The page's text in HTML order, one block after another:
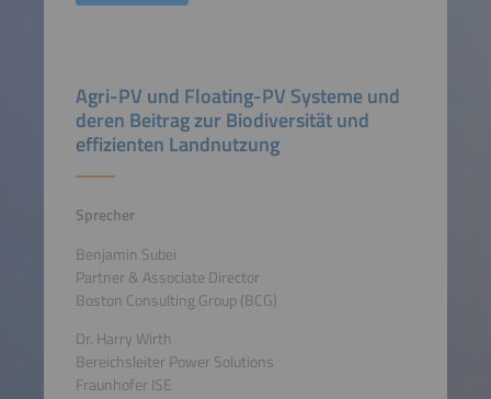
Agri-PV und Floating-PV Systeme und
deren Beitrag zur Biodiversität und
effizienten Landnutzung
Sprecher
Benjamin Subei
Partner & Associate Director
Boston Consulting Group (BCG)
Dr. Harry Wirth
Bereichsleiter Power Solutions
Fraunhofer ISE